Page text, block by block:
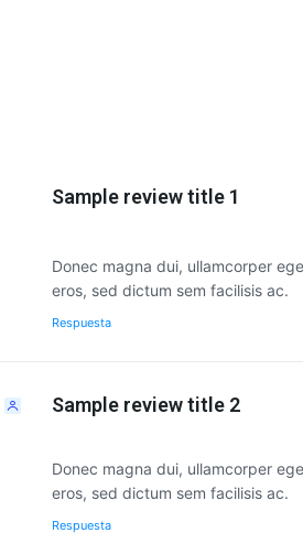
Sample review title 1
Donec magna dui, ullamcorper
eros, sed dictum sem facilisis ac.
Respuesta
Sample review title 2
Donec magna dui, ullamcorper
eros, sed dictum sem facilisis ac.
Respuesta